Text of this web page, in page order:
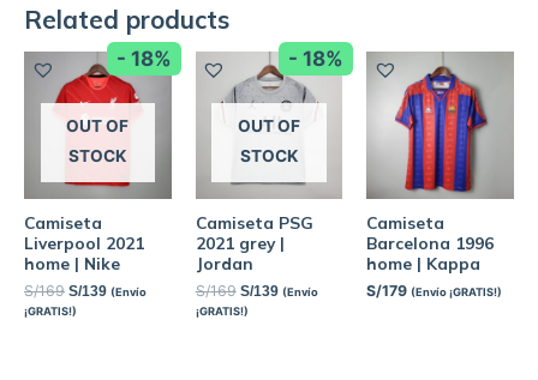
Related products
- 18%
OUT OF
STOCK
Camiseta
Liverpool 2021
home | Nike
S/169 S/139 (Envío
¡GRATIS!)
- 18%
OUT OF
STOCK
Camiseta PSG
2021 grey |
Jordan
S/169 S/139 (Envío
¡GRATIS!)
Camiseta
Barcelona 1996
home | Kappa
S/179 (Envío ¡GRATIS!)